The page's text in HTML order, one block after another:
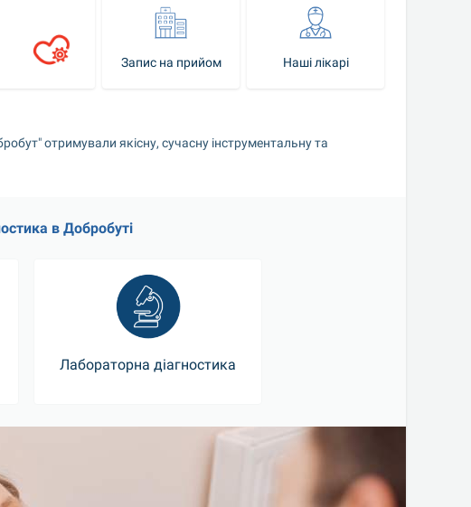
Запис на прийом Наші лікарі
отримували якісну, сучасну інструментальну та
в Добробуті
Лабораторна діагностика